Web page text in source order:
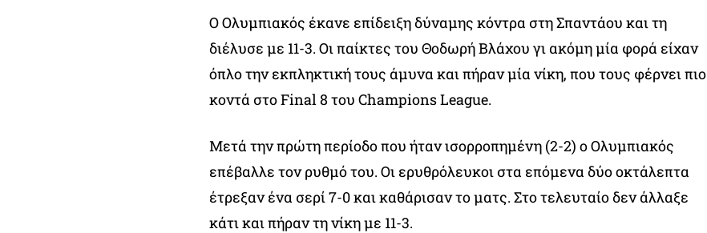
Ο Ολυμπιακός έκανε επίδειξη δύναμης κόντρα στη Σπαντάου και τη
διέλυσε με 11-3. Οι παίκτες του Θοδωρή Βλάχου γι ακόμη μία φορά είχαν
όπλο την εκπληκτική τους άμυνα και πήραν μία νίκη, που τους φέρνει πιο
κοντά στο Final 8 του Champions League.
Μετά την πρώτη περίοδο που ήταν ισορροπημένη (2-2) ο Ολυμπιακός
επέβαλλε τον ρυθμό του. Οι ερυθρόλευκοι στα επόμενα δύο οκτάλεπτα
έτρεξαν ένα σερί 7-0 και καθάρισαν το ματς. Στο τελευταίο δεν άλλαξε
κάτι και πήραν τη νίκη με 11-3.